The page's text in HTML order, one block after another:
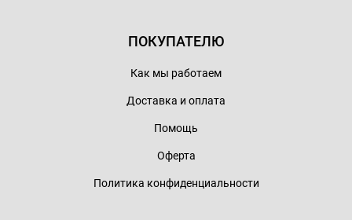
ПОКУПАТЕЛЮ
Как мы работаем
Доставка и оплата
Помощь
Оферта
Политика конфиденциальности